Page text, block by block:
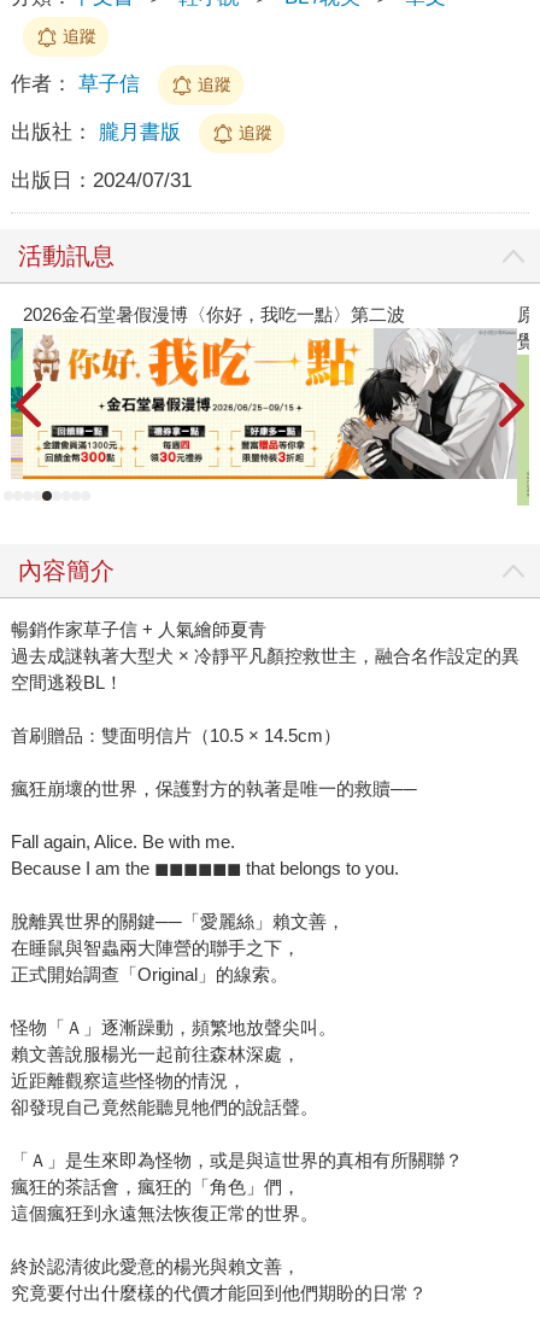
追蹤
作者： 草子信 追蹤
出版社： 朧月書版 追蹤
出版日： 2024/07/31
活動訊息
原本只是跟全校第一美少女商量彼此摯友的戀愛煩惱，不
覺間她竟成為我最親近的存在（１）
內容簡介
暢銷作家草子信 + 人氣繪師夏青
過去成謎執著大型犬 × 冷靜平凡顏控救世主，融合名作設定的異
空間逃殺BL！
首刷贈品：雙面明信片（10.5 × 14.5cm）
瘋狂崩壞的世界，保護對方的執著是唯一的救贖──
Fall again, Alice. Be with me.
Because I am the ◼◼◼◼◼◼ that belongs to you.
脫離異世界的關鍵──「愛麗絲」賴文善，
在睡鼠與智蟲兩大陣營的聯手之下，
正式開始調查「Original」的線索。
怪物「Ａ」逐漸躁動，頻繁地放聲尖叫。
賴文善說服楊光一起前往森林深處，
近距離觀察這些怪物的情況，
卻發現自己竟然能聽見牠們的說話聲。
「Ａ」是生來即為怪物，或是與這世界的真相有所關聯？
瘋狂的茶話會，瘋狂的「角色」們，
這個瘋狂到永遠無法恢復正常的世界。
終於認清彼此愛意的楊光與賴文善，
究竟要付出什麼樣的代價才能回到他們期盼的日常？